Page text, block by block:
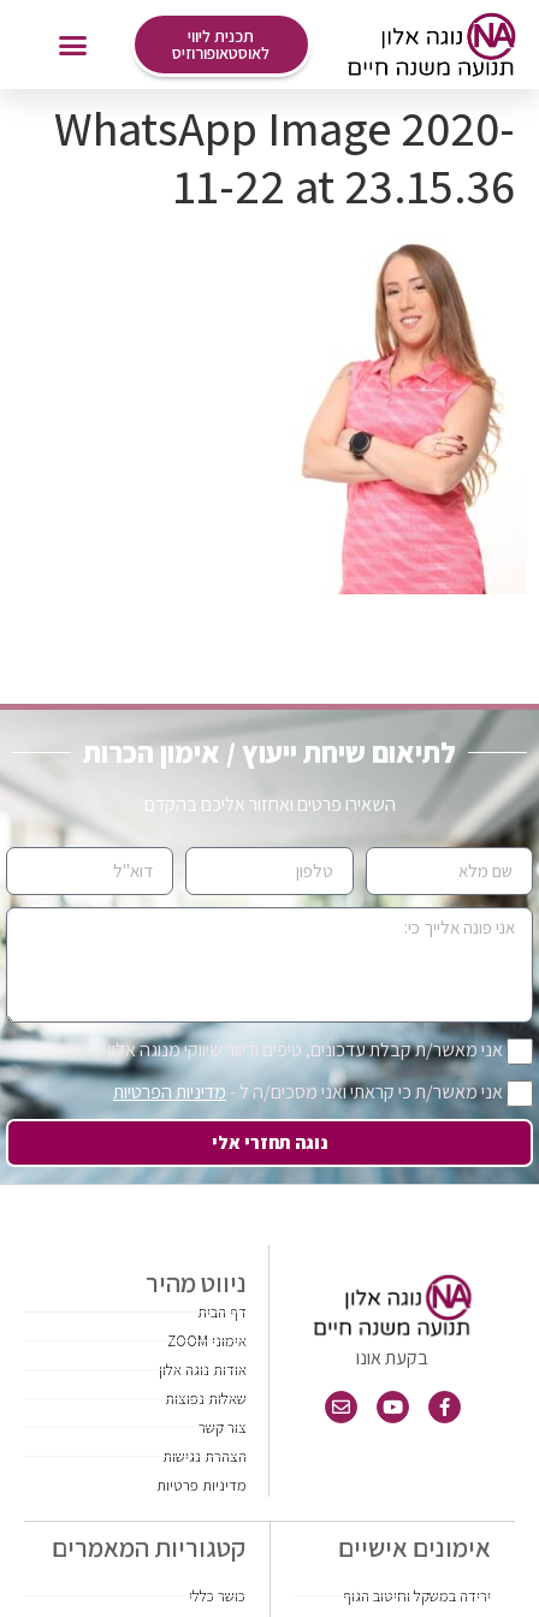
לתוכן
תכנית ליווי
לאוסטאופורוזיס
WhatsApp Image 2020-
11-22 at 23.15.36
לתיאום שיחת ייעוץ / אימון הכרות
השאירו פרטים ואחזור אליכם בהקדם
אני מאשר/ת קבלת עדכונים, טיפים ודיוור שיווקי מנוגה אלון
אני מאשר/ת כי קראתי ואני מסכים/ה ל -מדיניות הפרטיות
נוגה תחזרי אלי
בקעת אונו
ניווט מהיר
דף הבית
אימוני ZOOM
אודות נוגה אלון
שאלות נפוצות
צור קשר
הצהרת נגישות
מדיניות פרטיות
אימונים אישיים
ירידה במשקל וחיטוב הגוף
קטגוריות המאמרים
כושר כללי